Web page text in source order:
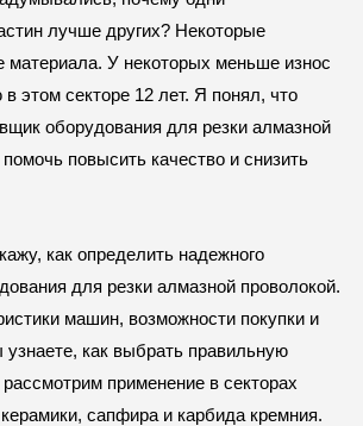
лучше других? Некоторые
материала. У некоторых меньше износ
этом секторе 12 лет. Я понял, что
оборудования для резки алмазной
повысить качество и снизить
как определить надежного
для резки алмазной проволокой.
машин, возможности покупки и
как выбрать правильную
применение в секторах
сапфира и карбида кремния.